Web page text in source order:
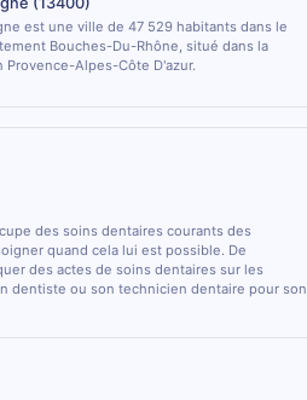
est une ville de 47 529 habitants dans le
Bouches-Du-Rhône, situé dans la
Provence-Alpes-Côte D'azur.
des soins dentaires courants des
quand cela lui est possible. De
des actes de soins dentaires sur les
dentiste ou son technicien dentaire pour son